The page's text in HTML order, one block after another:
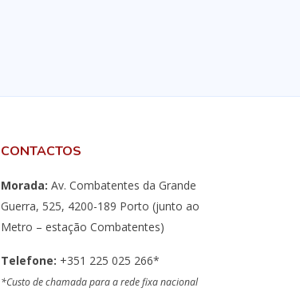
CONTACTOS
Morada: Av. Combatentes da Grande
Guerra, 525, 4200-189 Porto (junto ao
Metro – estação Combatentes)
Telefone: +351 225 025 266*
*Custo de chamada para a rede fixa nacional